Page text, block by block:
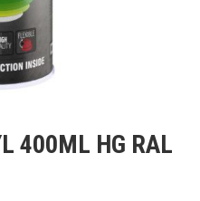
400ML HG RAL